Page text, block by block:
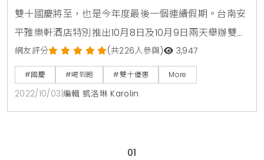
雙十國慶將至，也是今年度最後一個連續假期。台南安
平雅樂軒酒店特別推出10月8日及10月9日兩天舉辦雙十
國慶無限暢飲活動，可以在台南最高空中酒吧「晴空酒
吧」一起豪飲同樂。活動更邀請台南在地知名的四四拍
電子音樂唱片行DJ現場Live放歌與大家狂歡。活動當天
還有同樂賓果連線遊戲炒熱氣氛，優勝者即可獨得華航
及10月9日連續兩天下午6時至下午10時推出「雙十
網友評分 (共226人參與) 3,947
#國慶 #喝到飽 #雙十優惠 More
2022/10/03 編輯 凱洛琳 Karolin
01